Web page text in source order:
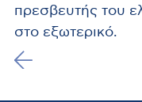
πρεσβευτής του
στο εξωτερικό.